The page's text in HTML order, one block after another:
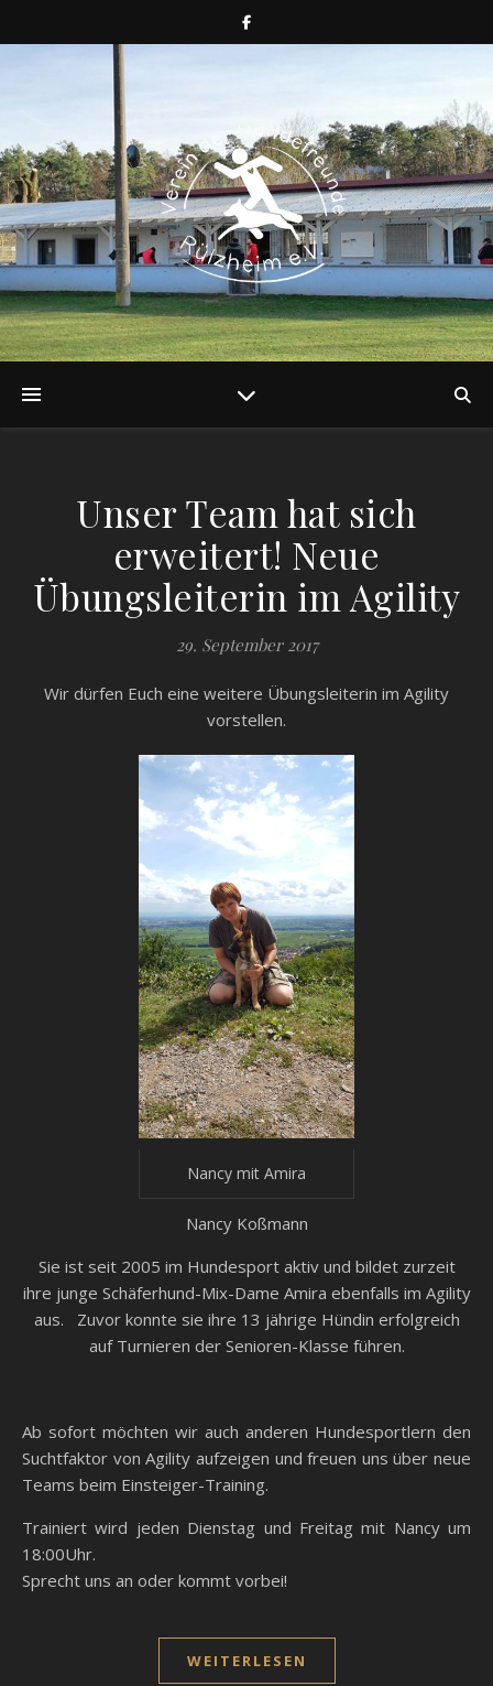
Unser Team hat sich
erweitert! Neue
Übungsleiterin im Agility
29. September 2017
Wir dürfen Euch eine weitere Übungsleiterin im Agility
vorstellen.
Nancy mit Amira
Nancy Koßmann
Sie ist seit 2005 im Hundesport aktiv und bildet zurzeit
ihre junge Schäferhund-Mix-Dame Amira ebenfalls im Agility
aus. Zuvor konnte sie ihre 13 jährige Hündin erfolgreich
auf Turnieren der Senioren-Klasse führen.
Ab sofort möchten wir auch anderen Hundesportlern den
Suchtfaktor von Agility aufzeigen und freuen uns über neue
Teams beim Einsteiger-Training.
Trainiert wird jeden Dienstag und Freitag mit Nancy um
18:00Uhr.
Sprecht uns an oder kommt vorbei!
WEITERLESEN